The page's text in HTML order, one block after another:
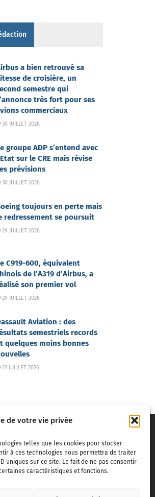
de votre vie privée
telles que les cookies pour stocker
à ces technologies nous permettra de traiter
uniques sur ce site. Le fait de ne pas consentir
caractéristiques et fonctions.
a bien retrouvé sa
de croisière, un
semestre qui
très fort pour ses
commerciaux
30 JUILLET 2026
groupe ADP s’entend avec
sur le CRE mais révise
prévisions
30 JUILLET 2026
toujours en perte mais
redressement se poursuit
29 JUILLET 2026
C919-600, équivalent
de l’A319 d’Airbus, a
son premier vol
29 JUILLET 2026
Aviation : des
semestriels records
quelques moins bonnes
23 JUILLET 2026